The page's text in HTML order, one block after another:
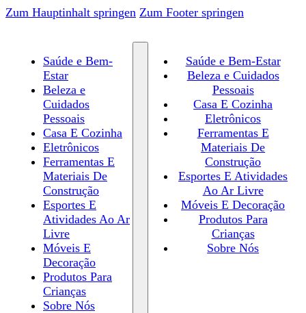
Zum Hauptinhalt springen Zum Footer springen
Saúde e Bem-
Estar
Beleza e
Cuidados
Pessoais
Casa E Cozinha
Eletrônicos
Ferramentas E
Materiais De
Construção
Esportes E
Atividades Ao Ar
Livre
Móveis E
Decoração
Produtos Para
Crianças
Sobre Nós
Saúde e Bem-Estar
Beleza e Cuidados
Pessoais
Casa E Cozinha
Eletrônicos
Ferramentas E
Materiais De
Construção
Esportes E Atividades
Ao Ar Livre
Móveis E Decoração
Produtos Para
Crianças
Sobre Nós